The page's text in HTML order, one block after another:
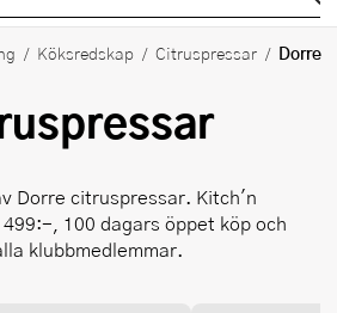
Köksredskap Citruspressar Dorre
Dorre citruspressar. Kitch'n
, 100 dagars öppet köp och
klubbmedlemmar.